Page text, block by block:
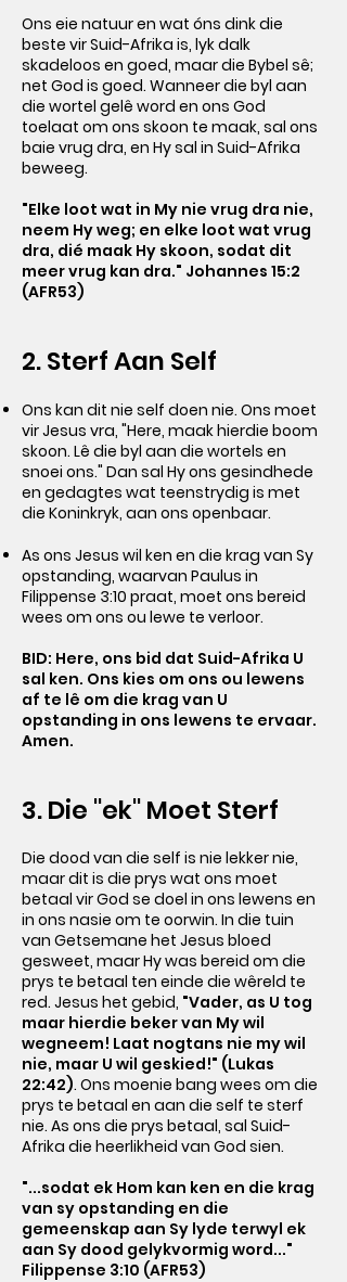
Ons eie natuur en wat óns dink die
beste vir Suid-Afrika is, lyk dalk
skadeloos en goed, maar die Bybel sê;
net God is goed. Wanneer die byl aan
die wortel gelê word en ons God
toelaat om ons skoon te maak, sal ons
baie vrug dra, en Hy sal in Suid-Afrika
beweeg.
"Elke loot wat in My nie vrug dra nie,
neem Hy weg; en elke loot wat vrug
dra, dié maak Hy skoon, sodat dit
meer vrug kan dra." Johannes 15:2
(AFR53)
2. Sterf Aan Self
Ons kan dit nie self doen nie. Ons moet
vir Jesus vra, "Here, maak hierdie boom
skoon. Lê die byl aan die wortels en
snoei ons." Dan sal Hy ons gesindhede
en gedagtes wat teenstrydig is met
die Koninkryk, aan ons openbaar.
As ons Jesus wil ken en die krag van Sy
opstanding, waarvan Paulus in
Filippense 3:10 praat, moet ons bereid
wees om ons ou lewe te verloor.
BID: Here, ons bid dat Suid-Afrika U
sal ken. Ons kies om ons ou lewens
af te lê om die krag van U
opstanding in ons lewens te ervaar.
Amen.
3. Die "ek" Moet Sterf
Die dood van die self is nie lekker nie,
maar dit is die prys wat ons moet
betaal vir God se doel in ons lewens en
in ons nasie om te oorwin. In die tuin
van Getsemane het Jesus bloed
gesweet, maar Hy was bereid om die
prys te betaal ten einde die wêreld te
red. Jesus het gebid, "Vader, as U tog
maar hierdie beker van My wil
wegneem! Laat nogtans nie my wil
nie, maar U wil geskied!" (Lukas
22:42). Ons moenie bang wees om die
prys te betaal en aan die self te sterf
nie. As ons die prys betaal, sal Suid-
Afrika die heerlikheid van God sien.
"...sodat ek Hom kan ken en die krag
van sy opstanding en die
gemeenskap aan Sy lyde terwyl ek
aan Sy dood gelykvormig word..."
Filippense 3:10 (AFR53)